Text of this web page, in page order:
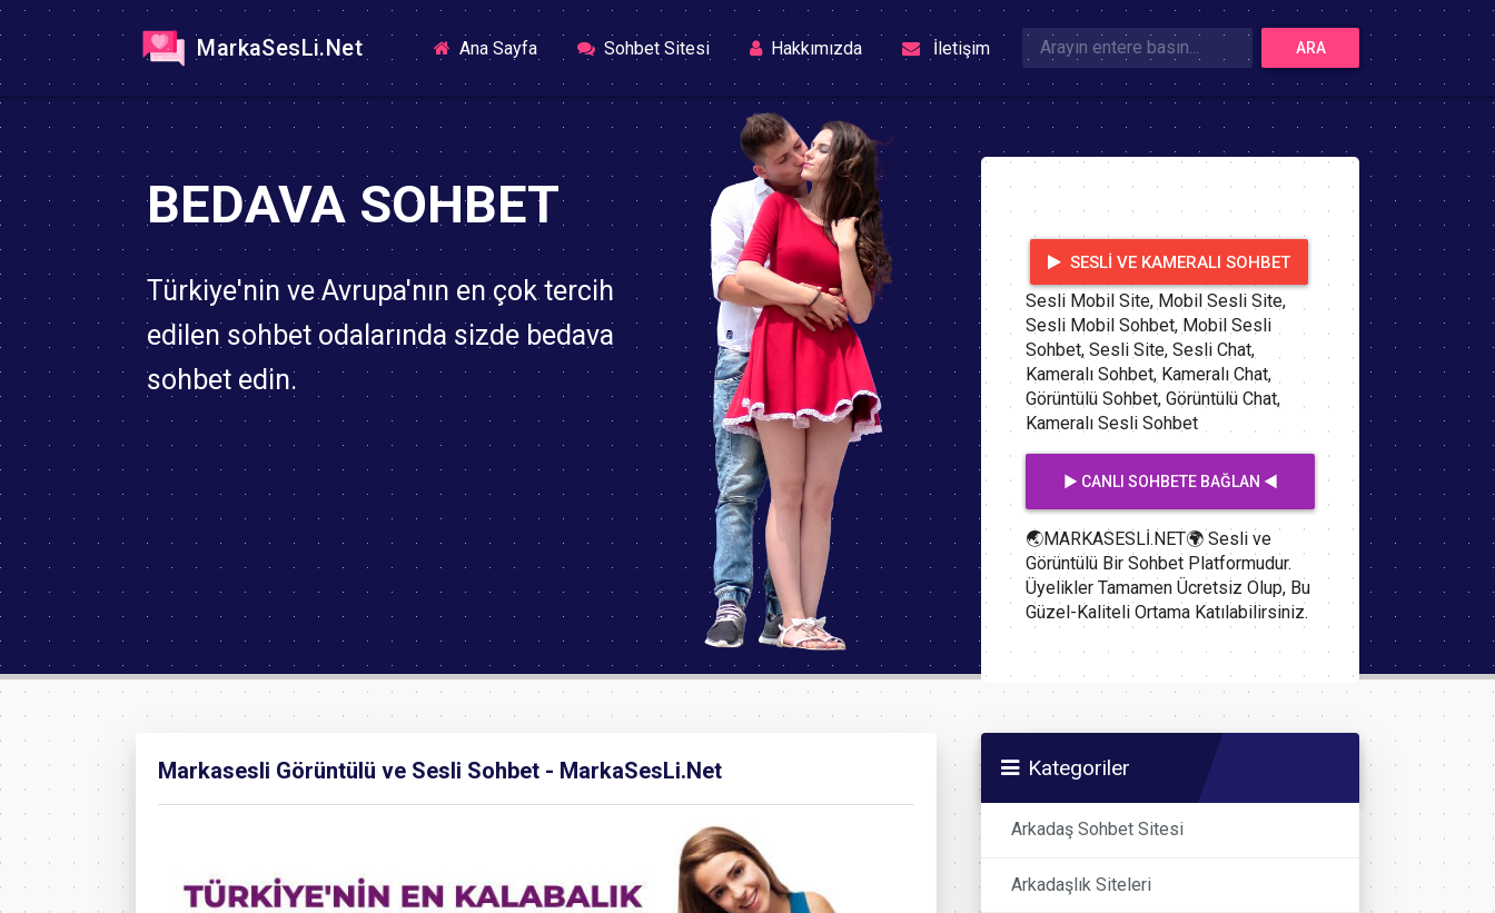
MarkaSesLi.Net Ana Sayfa(current) Sohbet Sitesi Hakkımızda İletişim ARA
BEDAVA SOHBET
Türkiye'nin ve Avrupa'nın en çok tercih
edilen sohbet odalarında sizde bedava
sohbet edin.
SESLI VE KAMERALI SOHBET
Sesli Mobil Site, Mobil Sesli Site,
Sesli Mobil Sohbet, Mobil Sesli
Sohbet, Sesli Site, Sesli Chat,
Kameralı Sohbet, Kameralı Chat,
Görüntülü Sohbet, Görüntülü Chat,
Kameralı Sesli Sohbet
▶️ CANLI SOHBETE BAĞLAN ◀️
🌏MARKASESLİ.NET🌍 Sesli ve
Görüntülü Bir Sohbet Platformudur.
Üyelikler Tamamen Ücretsiz Olup, Bu
Güzel-Kaliteli Ortama Katılabilirsiniz.
Markasesli Görüntülü ve Sesli Sohbet - MarkaSesLi.Net Kategoriler
Arkadaş Sohbet Sitesi
Arkadaşlık Siteleri